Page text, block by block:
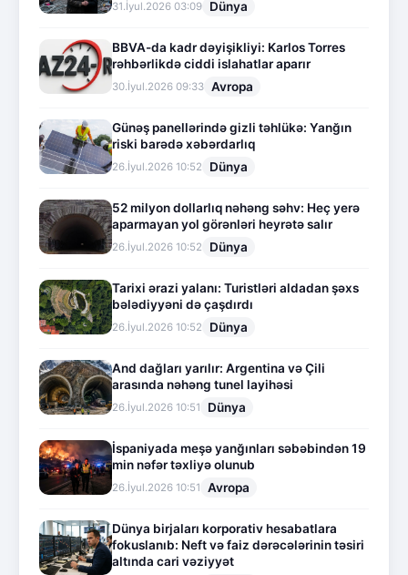
31.İyul.2026 03:09 Dünya
BBVA-da kadr dəyişikliyi: Karlos Torres
rəhbərlikdə ciddi islahatlar aparır
30.İyul.2026 09:33 Avropa
Günəş panellərində gizli təhlükə: Yanğın
riski barədə xəbərdarlıq
26.İyul.2026 10:52 Dünya
52 milyon dollarlıq nəhəng səhv: Heç yerə
aparmayan yol görənləri heyrətə salır
26.İyul.2026 10:52 Dünya
Tarixi ərazi yalanı: Turistləri aldadan şəxs
bələdiyyəni də çaşdırdı
26.İyul.2026 10:52 Dünya
And dağları yarılır: Argentina və Çili
arasında nəhəng tunel layihəsi
26.İyul.2026 10:51 Dünya
İspaniyada meşə yanğınları səbəbindən 19
min nəfər təxliyə olunub
26.İyul.2026 10:51 Avropa
Dünya birjaları korporativ hesabatlara
fokuslanıb: Neft və faiz dərəcələrinin təsiri
altında cari vəziyyət